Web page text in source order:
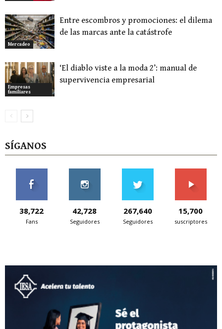
Mercadeo
Entre escombros y promociones: el dilema
de las marcas ante la catástrofe
Empresas
familiares
‘El diablo viste a la moda 2’: manual de
supervivencia empresarial
SÍGANOS
38,722
Fans
42,728
Seguidores
267,640
Seguidores
15,700
suscriptores